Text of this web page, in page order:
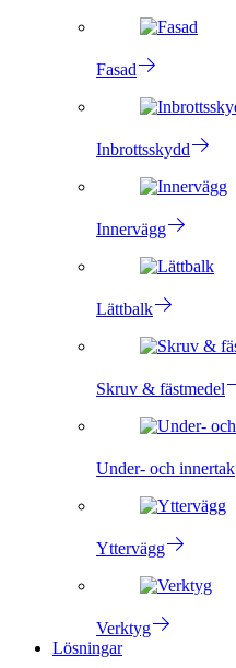
Fasad
Inbrottsskydd
Innervägg
Lättbalk
Skruv & fästmedel
Under- och innertak
Yttervägg
Verktyg
Lösningar